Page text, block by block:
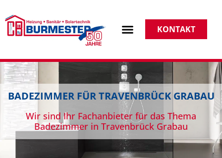
KONTAKT
BADEZIMMER FÜR TRAVENBRÜCK GRABAU
Wir sind Ihr Fachanbieter für das Thema
Badezimmer in Travenbrück Grabau